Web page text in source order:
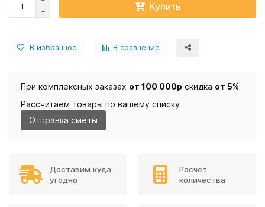
Купить
В избранное В сравнение
При комплексных заказах от 100 000р скидка от 5%
Рассчитаем товары по вашему списку
Отправка сметы
Доставим куда
угодно
Расчет
количества